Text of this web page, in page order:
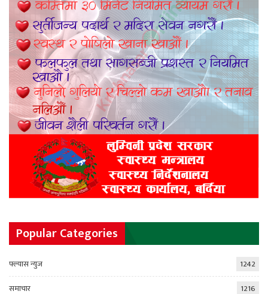
Popular Categories
फ्ल्यास न्युज
1242
समाचार
1216